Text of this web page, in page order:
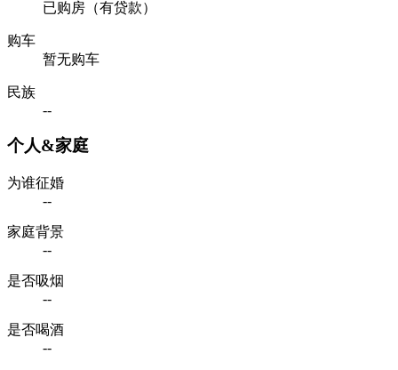
已购房（有贷款）
购车
暂无购车
民族
--
个人&家庭
为谁征婚
--
家庭背景
--
是否吸烟
--
是否喝酒
--